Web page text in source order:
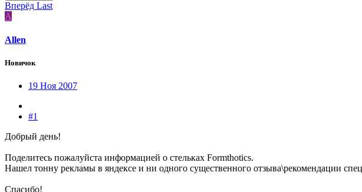
Вперёд Last
A
Allen
Новичок
19 Ноя 2007
#1
Добрый день!
Поделитесь пожалуйста информацией о стельках Formthotics.
Нашел тонну рекламы в яндексе и ни одного существенного отзыва\рекомендации
Спасибо!